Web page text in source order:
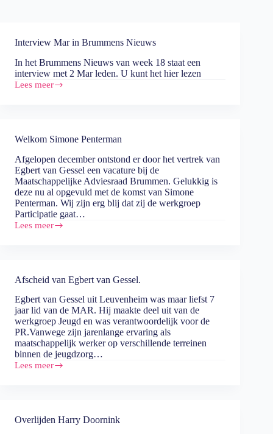
Interview Mar in Brummens Nieuws
In het Brummens Nieuws van week 18 staat een
interview met 2 Mar leden. U kunt het hier lezen
Lees meer
Interview
Welkom Simone Penterman
Afgelopen december ontstond er door het vertrek van
Egbert van Gessel een vacature bij de
Maatschappelijke Adviesraad Brummen. Gelukkig is
deze nu al opgevuld met de komst van Simone
Penterman. Wij zijn erg blij dat zij de werkgroep
Participatie gaat…
Lees meer
Welkom
Afscheid van Egbert van Gessel.
Egbert van Gessel uit Leuvenheim was maar liefst 7
jaar lid van de MAR. Hij maakte deel uit van de
werkgroep Jeugd en was verantwoordelijk voor de
PR.Vanwege zijn jarenlange ervaring als
maatschappelijk werker op verschillende terreinen
binnen de jeugdzorg…
Lees meer
Afscheid
Overlijden Harry Doornink